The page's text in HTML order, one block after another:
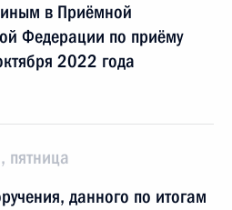
в Приёмной
Федерации по приёму
2022 года
пятница
данного по итогам